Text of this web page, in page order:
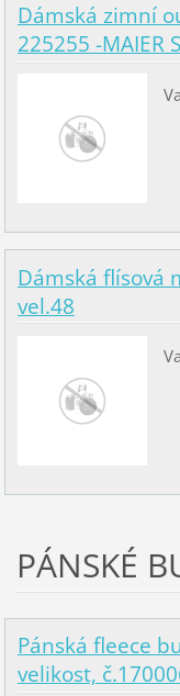
Dámská zimní
225255 -MAIER
Dámská flísová
vel.48
PÁNSKÉ
Pánská fleece
velikost,